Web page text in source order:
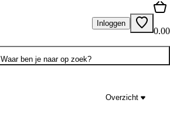
Inloggen
0.00
Waar ben je naar op zoek?
Overzicht